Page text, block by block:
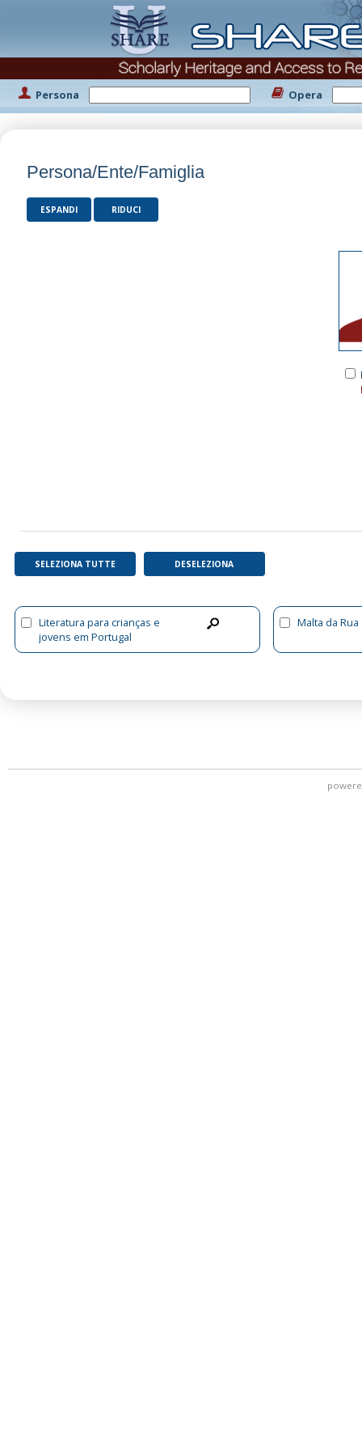
Persona Opera
Persona/Ente/Famiglia
ESPANDI RIDUCI
SELEZIONA TUTTE DESELEZIONA
Literatura para crianças e
jovens em Portugal
Malta da